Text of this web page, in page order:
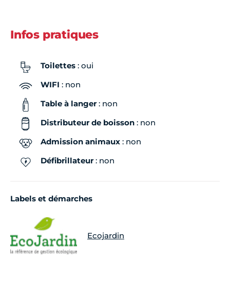
Infos pratiques
Toilettes : oui
WIFI : non
Table à langer: non
Distributeur de boisson : non
Admission animaux : non
Défibrillateur: non
Labels et démarches
Ecojardin